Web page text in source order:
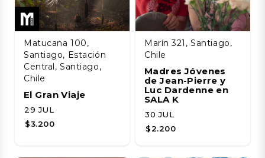
Matucana 100,
Santiago, Estación
Central, Santiago,
Chile
El Gran Viaje
29 JUL
$3.200
Marín 321, Santiago,
Chile
Madres Jóvenes
de Jean-Pierre y
Luc Dardenne en
SALA K
30 JUL
$2.200